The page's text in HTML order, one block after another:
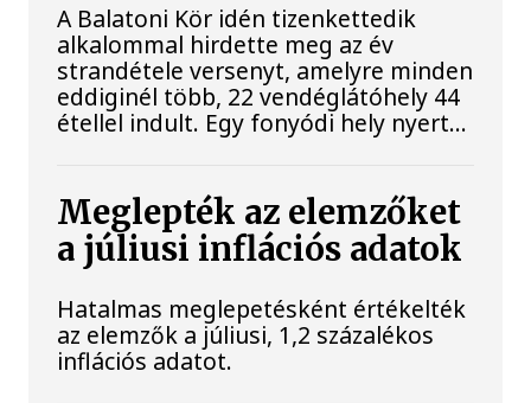
A Balatoni Kör idén tizenkettedik
alkalommal hirdette meg az év
strandétele versenyt, amelyre minden
eddiginél több, 22 vendéglátóhely 44
étellel indult. Egy fonyódi hely nyert...
Meglepték az elemzőket
a júliusi inflációs adatok
Hatalmas meglepetésként értékelték
az elemzők a júliusi, 1,2 százalékos
inflációs adatot.